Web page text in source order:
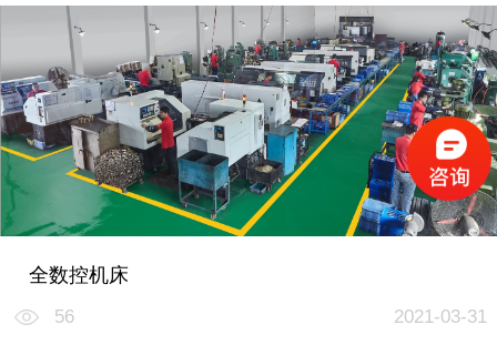
全数控机床
56 2021-03-31